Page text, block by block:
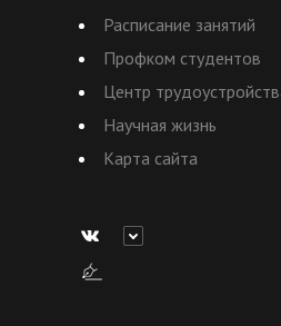
Расписание занятий
Профком студентов
Центр
Научная жизнь
Карта сайта